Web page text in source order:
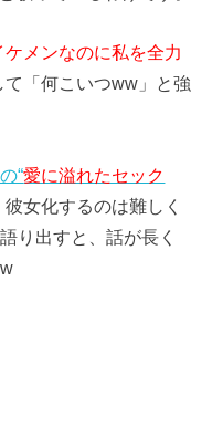
ケメンなのに私を全力
て「何こいつww」と強
“愛に溢れたセック
女化するのは難しく
り出すと、話が長く